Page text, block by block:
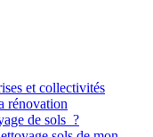
et collectivités
rénovation
de sols ?